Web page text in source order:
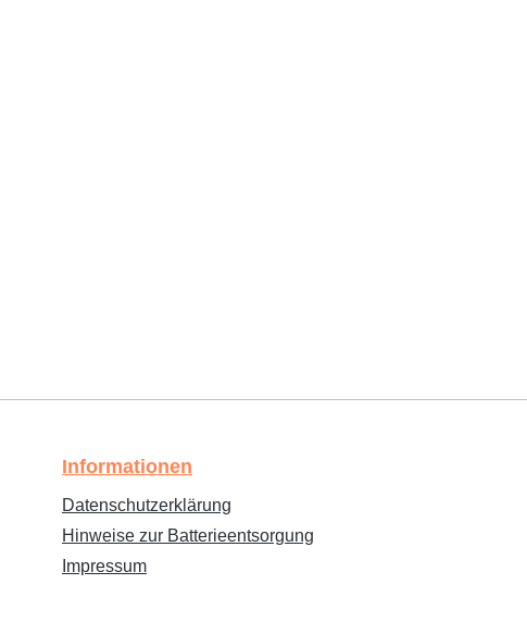
Informationen
Datenschutzerklärung
Hinweise zur Batterieentsorgung
Impressum